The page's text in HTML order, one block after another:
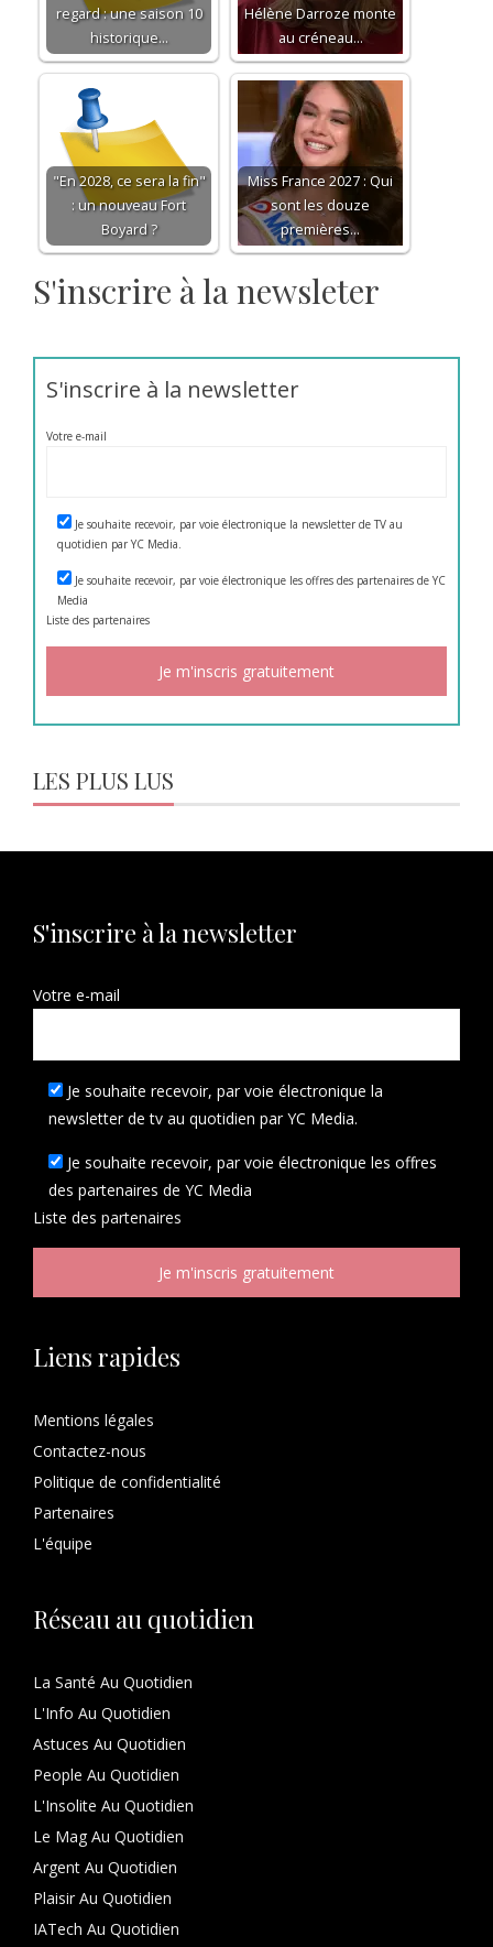
regard : une saison 10
historique…
Hélène Darroze monte
au créneau…
"En 2028, ce sera la fin"
: un nouveau Fort
Boyard ?
Miss France 2027 : Qui
sont les douze
premières…
S'inscrire à la newsleter
S'inscrire à la newsletter
Votre e-mail
Je souhaite recevoir, par voie électronique la newsletter de TV au
quotidien par YC Media.
Je souhaite recevoir, par voie électronique les offres des partenaires de YC
Media
Liste des partenaires
LES PLUS LUS
S'inscrire à la newsletter
Votre e-mail
Je souhaite recevoir, par voie électronique la
newsletter de tv au quotidien par YC Media.
Je souhaite recevoir, par voie électronique les offres
des partenaires de YC Media
Liste des partenaires
Liens rapides
Mentions légales
Contactez-nous
Politique de confidentialité
Partenaires
L'équipe
Réseau au quotidien
La Santé Au Quotidien
L'Info Au Quotidien
Astuces Au Quotidien
People Au Quotidien
L'Insolite Au Quotidien
Le Mag Au Quotidien
Argent Au Quotidien
Plaisir Au Quotidien
IATech Au Quotidien